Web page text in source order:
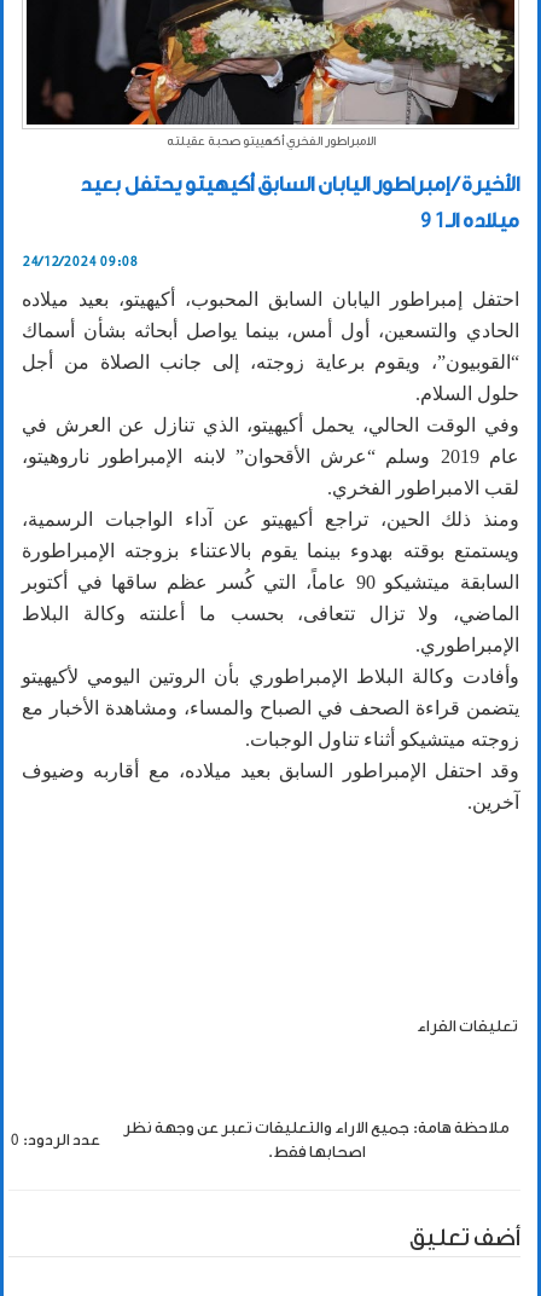
الامبراطور الفخري أكهييتو صحبة عقيلته
الأخيرة / إمبراطور اليابان السابق أكيهيتو يحتفل بعيد
ميلاده الـ91
24/12/2024 09:08
احتفل إمبراطور اليابان السابق المحبوب، أكيهيتو، بعيد ميلاده
الحادي والتسعين، أول أمس، بينما يواصل أبحاثه بشأن أسماك
“القوبيون”، ويقوم برعاية زوجته، إلى جانب الصلاة من أجل
حلول السلام.
وفي الوقت الحالي، يحمل أكيهيتو، الذي تنازل عن العرش في
عام 2019 وسلم “عرش الأقحوان” لابنه الإمبراطور ناروهيتو،
لقب الامبراطور الفخري.
ومنذ ذلك الحين، تراجع أكيهيتو عن آداء الواجبات الرسمية،
ويستمتع بوقته بهدوء بينما يقوم بالاعتناء بزوجته الإمبراطورة
السابقة ميتشيكو 90 عاماً، التي كُسر عظم ساقها في أكتوبر
الماضي، ولا تزال تتعافى، بحسب ما أعلنته وكالة البلاط
الإمبراطوري.
وأفادت وكالة البلاط الإمبراطوري بأن الروتين اليومي لأكيهيتو
يتضمن قراءة الصحف في الصباح والمساء، ومشاهدة الأخبار مع
زوجته ميتشيكو أثناء تناول الوجبات.
وقد احتفل الإمبراطور السابق بعيد ميلاده، مع أقاربه وضيوف
آخرين.
تعليقات القراء
ملاحظة هامة: جميع الاراء والتعليقات تعبر عن وجهة نظر
اصحابها فقط.
عدد الردود: 0
أضف تعليق